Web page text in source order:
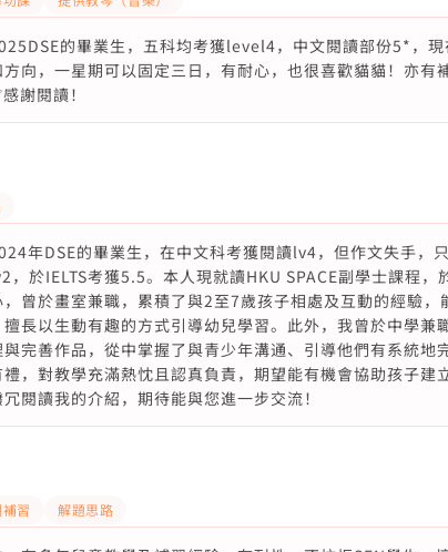
的畢業生，五科均考獲level4，中文閱讀部份5*，
向，一星期可以固定三日，有耐心，也很喜歡貓貓！亦有
謝閱讀！
年DSE的畢業生，在中文科考獲閱讀lv4，但作文失手，
，於IELTS考獲5.5。本人現就讀HKU SPACE副學士課程，
曾於畫室兼職，累積了與2至7歲孩子相處及互動的經驗，
長以生動有趣的方式引導幼兒學習。此外，我曾於中學兼
完善作品，從中掌握了與青少年溝通、引導他們有系統地
，對教學充滿熱忱且認真負責，期望能有機會協助孩子建
閱讀我的介紹，期待能與您進一步交流！
習 解題思路